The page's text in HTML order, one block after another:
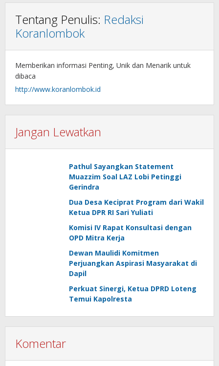
Tentang Penulis: Redaksi
Koranlombok
Memberikan informasi Penting, Unik dan Menarik untuk
dibaca
http://www.koranlombok.id
Jangan Lewatkan
Pathul Sayangkan Statement
Muazzim Soal LAZ Lobi Petinggi
Gerindra
Dua Desa Keciprat Program dari Wakil
Ketua DPR RI Sari Yuliati
Komisi IV Rapat Konsultasi dengan
OPD Mitra Kerja
Dewan Maulidi Komitmen
Perjuangkan Aspirasi Masyarakat di
Dapil
Perkuat Sinergi, Ketua DPRD Loteng
Temui Kapolresta
Komentar